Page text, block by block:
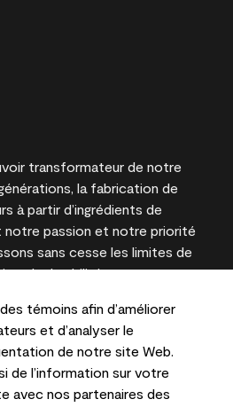
témoins afin d’améliorer
et d’analyser le
de notre site Web.
de l’information sur votre
avec nos partenaires des
transformateur de notre
la fabrication de
à partir d’ingrédients de
notre passion et notre priorité
sans cesse les limites de
la durabilité pour
à l’écran et sur les